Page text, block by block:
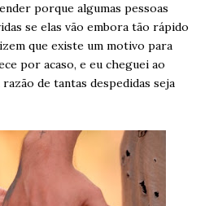
toda diferença. Era algo que
intuitiva, mas que ao
significado. Após dias sem
falta de brincar com as
porque algumas pessoas
se elas vão embora tão rápido
que existe um motivo para
por acaso, e eu cheguei ao
de tantas despedidas seja